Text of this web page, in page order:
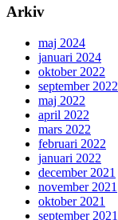
Arkiv
maj 2024
januari 2024
oktober 2022
september 2022
maj 2022
april 2022
mars 2022
februari 2022
januari 2022
december 2021
november 2021
oktober 2021
september 2021